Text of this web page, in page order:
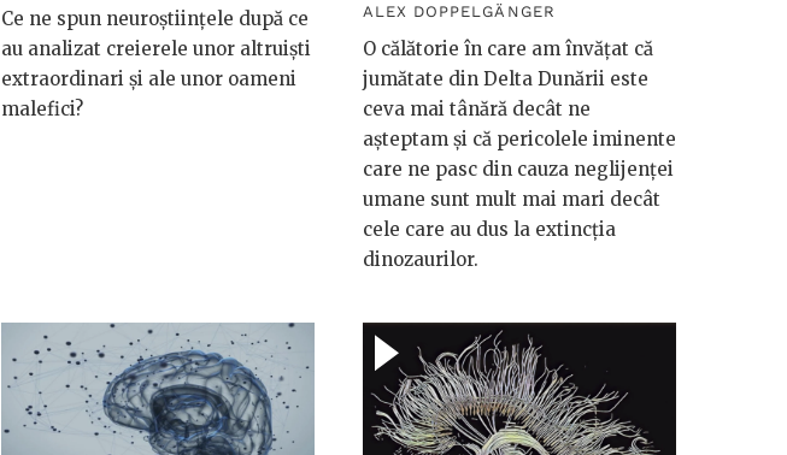
Ce ne spun neuroștiințele după ce
au analizat creierele unor altruiști
extraordinari și ale unor oameni
malefici?
ALEX DOPPELGÄNGER
O călătorie în care am învăţat că
jumătate din Delta Dunării este
ceva mai tânără decât ne
aşteptam şi că pericolele iminente
care ne pasc din cauza neglijenţei
umane sunt mult mai mari decât
cele care au dus la extincţia
dinozaurilor.